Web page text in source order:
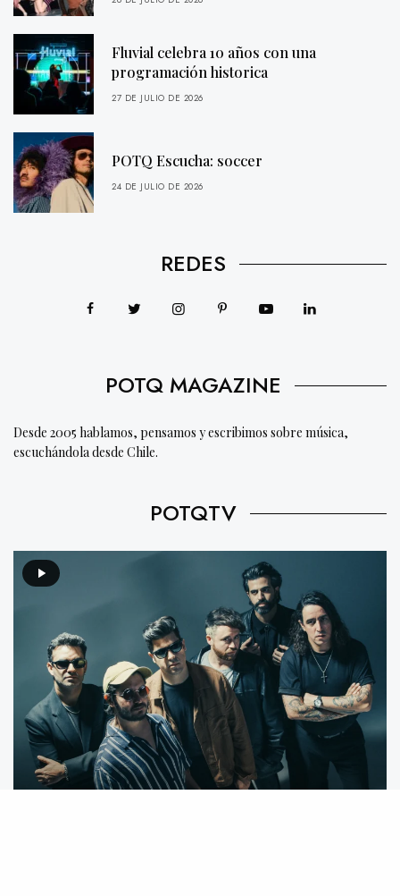
Fluvial celebra 10 años con una
programación historica
27 DE JULIO DE 2026
POTQ Escucha: soccer
24 DE JULIO DE 2026
REDES
POTQ MAGAZINE
Desde 2005 hablamos, pensamos y escribimos sobre música,
escuchándola desde Chile.
POTQTV